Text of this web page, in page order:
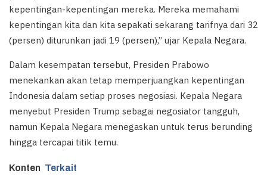
kepentingan-kepentingan mereka. Mereka memahami
kepentingan kita dan kita sepakati sekarang tarifnya dari 32
(persen) diturunkan jadi 19 (persen),” ujar Kepala Negara.
Dalam kesempatan tersebut, Presiden Prabowo
menekankan akan tetap memperjuangkan kepentingan
Indonesia dalam setiap proses negosiasi. Kepala Negara
menyebut Presiden Trump sebagai negosiator tangguh,
namun Kepala Negara menegaskan untuk terus berunding
hingga tercapai titik temu.
Konten Terkait